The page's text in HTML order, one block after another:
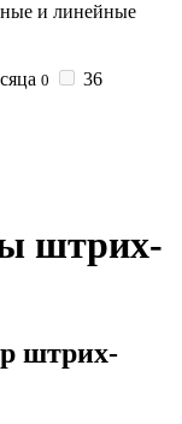
и линейные
0
36
штрих-
штрих-